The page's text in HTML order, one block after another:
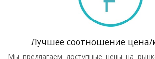
Лучшее соотношение цена/
Мы предлагаем доступные цены на